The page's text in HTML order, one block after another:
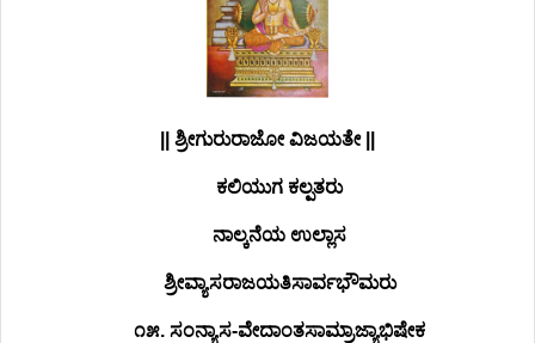
|| ಶ್ರೀಗುರುರಾಜೋ ವಿಜಯತೇ ||
ಕಲಿಯುಗ ಕಲ್ಪತರು
ನಾಲ್ಕನೆಯ ಉಲ್ಲಾಸ
ಶ್ರೀವ್ಯಾಸರಾಜಯತಿಸಾರ್ವಭೌಮರು
೧೫. ಸಂನ್ಯಾಸ-ವೇದಾಂತಸಾಮ್ರಾಜ್ಯಾಭಿಷೇಕ